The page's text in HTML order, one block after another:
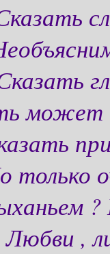
может
только
?
Любви ,